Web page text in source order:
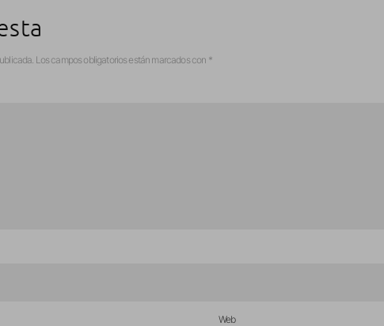
Los campos obligatorios están marcados con *
Web